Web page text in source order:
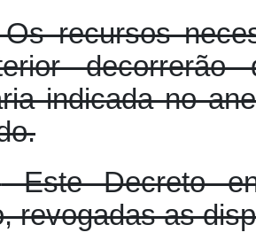
recursos
indicada no
Este Decreto
revogadas as